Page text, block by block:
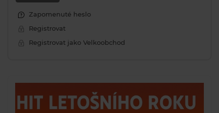
Zapomenuté heslo
Registrovat
Registrovat jako Velkoobchod